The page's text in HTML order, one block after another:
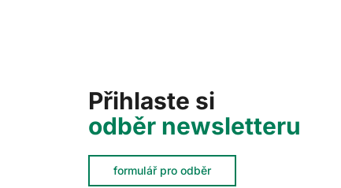
Přihlaste si
odběr newsletteru
formulář pro odběr